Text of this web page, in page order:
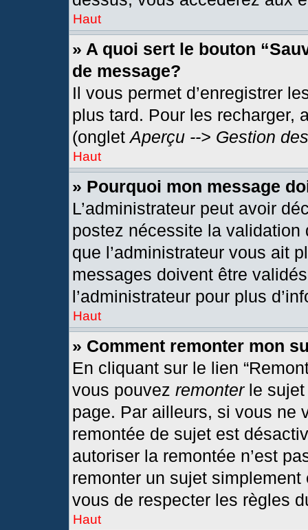
Haut
» A quoi sert le bouton
de message?
Il vous permet d’enregistrer
plus tard. Pour les recharger,
(ongletAperçu --> Gestion
Haut
» Pourquoi mon message
L’administrateur peut avoir
postez nécessite la
que l’administrateur vous ait
messages doivent être
l’administrateur pour plus
Haut
» Comment remonter mon
En cliquant sur le lien
vous pouvez remonterle sujet
page. Par ailleurs, si vous ne
remontée de sujet est
autoriser la remontée n’est
remonter un sujet
vous de respecter les règles
Haut